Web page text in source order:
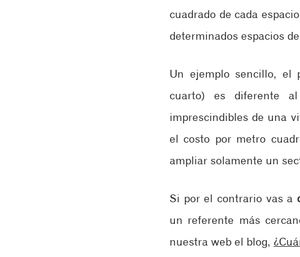
cuadrado de cada
determinados espacios
​Un ejemplo sencillo, el
cuarto) es diferente
imprescindibles de una
el costo por metro
ampliar solamente un
​Si por el contrario vas a
un referente más
nuestra web el blog,